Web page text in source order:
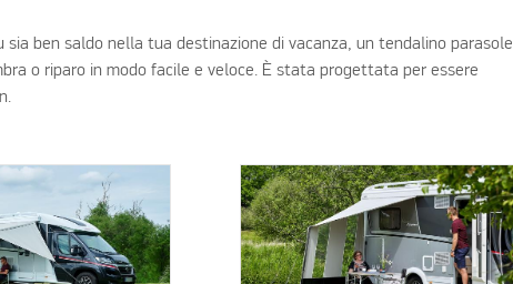
ben saldo nella tua destinazione di vacanza, un tendalino parasole
o riparo in modo facile e veloce. È stata progettata per essere